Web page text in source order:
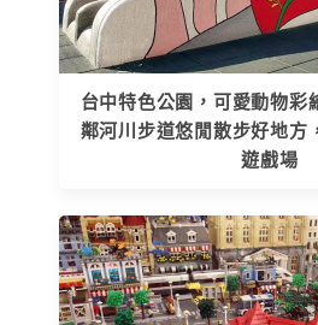
台中特色公園，可愛動物彩
鄰河川步道悠閒散步好地方
遊戲場